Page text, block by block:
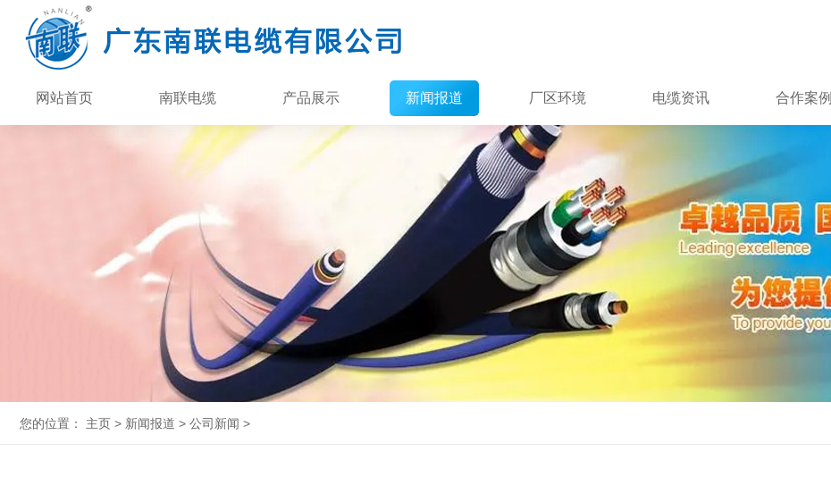
网站首页 南联电缆 产品展示 新闻报道 厂区环境 电缆资讯 合作案例
您的位置： 主页 > 新闻报道 > 公司新闻 >